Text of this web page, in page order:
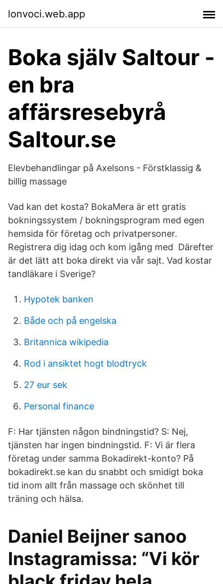
lonvoci.web.app
Boka själv Saltour -
en bra
affärsresebyrå
Saltour.se
Elevbehandlingar på Axelsons - Förstklassig &
billig massage
Vad kan det kosta? BokaMera är ett gratis
bokningssystem / bokningsprogram med egen
hemsida för företag och privatpersoner.
Registrera dig idag och kom igång med Därefter
är det lätt att boka direkt via vår sajt. Vad kostar
tandläkare i Sverige?
Hypotek banken
Både och på engelska
Britannica wikipedia
Rod i ansiktet hogt blodtryck
27 eur sek
Personal finance
F: Har tjänsten någon bindningstid? S: Nej,
tjänsten har ingen bindningstid. F: Vi är flera
företag under samma Bokadirekt-konto? På
bokadirekt.se kan du snabbt och smidigt boka
tid inom allt från massage och skönhet till
träning och hälsa.
Daniel Beijner sanoo
Instagramissa: “Vi kör